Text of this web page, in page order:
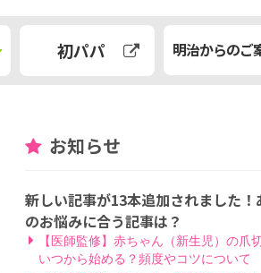
初パパ 明治からのご
お知らせ
新しい記事が13本追加されました！
のお悩みに合う記事は？
【医師監修】赤ちゃん（新生児）の爪
いつから始める？頻度やコツについて